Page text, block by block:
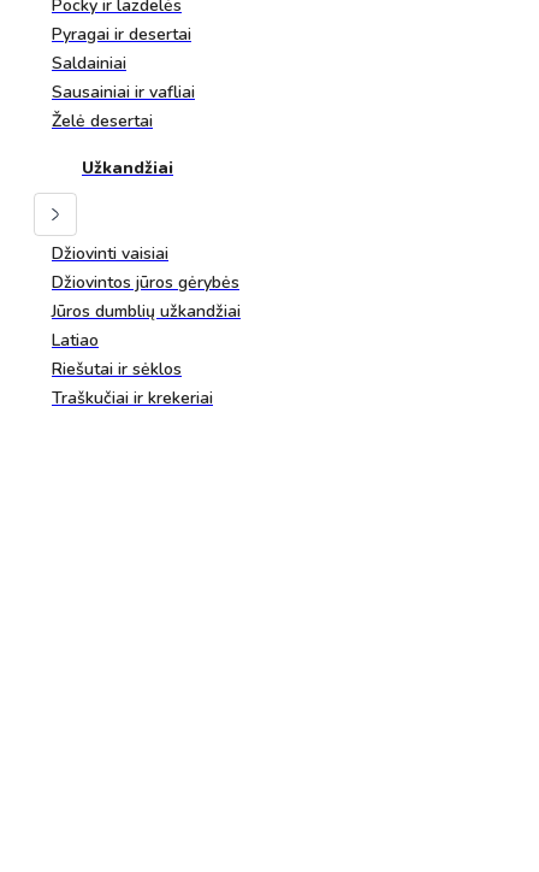
Pocky ir lazdelės
Pyragai ir desertai
Saldainiai
Sausainiai ir vafliai
Želė desertai
Užkandžiai
Džiovinti vaisiai
Džiovintos jūros gėrybės
Jūros dumblių užkandžiai
Latiao
Riešutai ir sėklos
Traškučiai ir krekeriai